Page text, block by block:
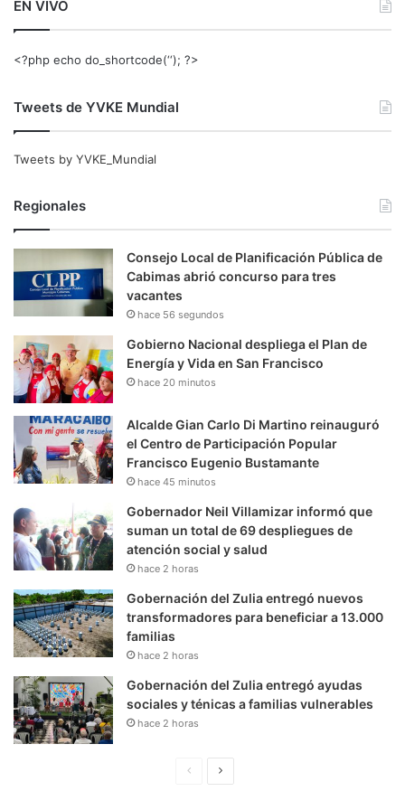
EN VIVO
<?php echo do_shortcode(‘‘); ?>
Tweets de YVKE Mundial
Tweets by YVKE_Mundial
Regionales
Consejo Local de Planificación Pública de
Cabimas abrió concurso para tres
vacantes
hace 56 segundos
Gobierno Nacional despliega el Plan de
Energía y Vida en San Francisco
hace 20 minutos
Alcalde Gian Carlo Di Martino reinauguró
el Centro de Participación Popular
Francisco Eugenio Bustamante
hace 45 minutos
Gobernador Neil Villamizar informó que
suman un total de 69 despliegues de
atención social y salud
hace 2 horas
Gobernación del Zulia entregó nuevos
transformadores para beneficiar a 13.000
familias
hace 2 horas
Gobernación del Zulia entregó ayudas
sociales y ténicas a familias vulnerables
hace 2 horas